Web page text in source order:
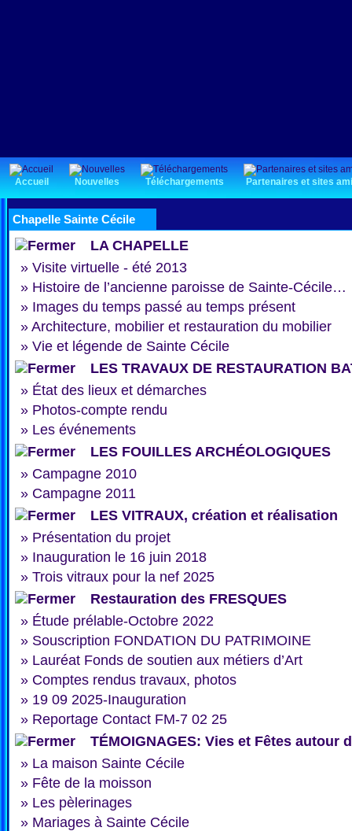
Accueil Nouvelles Téléchargements Partenaires et sites
Chapelle Sainte Cécile
LA CHAPELLE
» Visite virtuelle - été 2013
» Histoire de l’ancienne paroisse de Sainte-Cécile…
» Images du temps passé au temps présent
» Architecture, mobilier et restauration du mobilier
» Vie et légende de Sainte Cécile
LES TRAVAUX DE RESTAURATION
» État des lieux et démarches
» Photos-compte rendu
» Les événements
LES FOUILLES ARCHÉOLOGIQUES
» Campagne 2010
» Campagne 2011
LES VITRAUX, création et réalisation
» Présentation du projet
» Inauguration le 16 juin 2018
» Trois vitraux pour la nef 2025
Restauration des FRESQUES
» Étude prélable-Octobre 2022
» Souscription FONDATION DU PATRIMOINE
» Lauréat Fonds de soutien aux métiers d’Art
» Comptes rendus travaux, photos
» 19 09 2025-Inauguration
» Reportage Contact FM-7 02 25
TÉMOIGNAGES: Vies et Fêtes autour
» La maison Sainte Cécile
» Fête de la moisson
» Les pèlerinages
» Mariages à Sainte Cécile